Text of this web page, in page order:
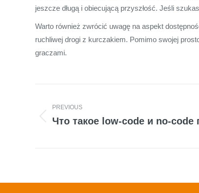
jeszcze długą i obiecującą przyszłość. Jeśli
Warto również zwrócić uwagę na aspekt
ruchliwej drogi z kurczakiem. Pomimo swojej
graczami.
navigation
PREVIOUS
Previous
Что такое low-code и no-